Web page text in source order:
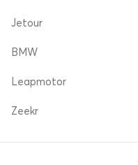
Jetour
BMW
Leapmotor
Zeekr